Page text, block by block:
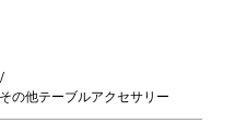
その他テーブルアクセサリー